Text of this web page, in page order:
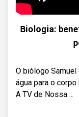
Biologia:
O biólogo Samuel
água para o corpo
A TV de Nossa ...